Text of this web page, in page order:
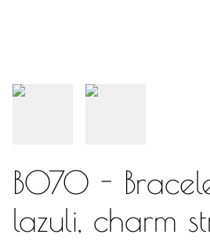
B070 -
lazuli, charm